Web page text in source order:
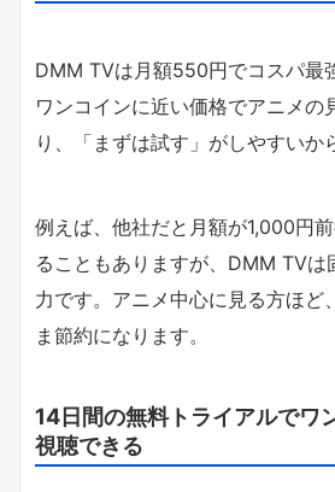
DMM TVは月額550円でコスパ最
ワンコインに近い価格でアニメの
り、「まずは試す」がしやすいか
例えば、他社だと月額が1,000円
ることもありますが、DMM TVは
力です。アニメ中心に見る方ほど
ま節約になります。
14日間の無料トライアルでワ
視聴できる